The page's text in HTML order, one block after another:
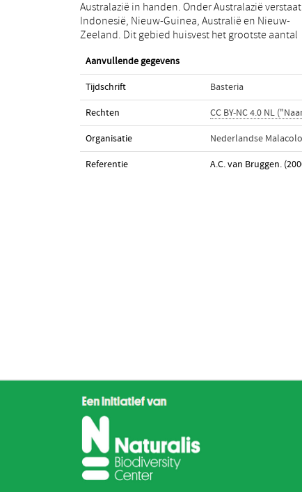
Australazië in handen. Onder Australazië
Indonesië, Nieuw-Guinea, Australië en Nieuw-
Zeeland. Dit gebied huisvest het grootste aantal
vanzelfsprekend minder vitaal voor duikers,
Aanvullende gegevens
Tijdschrift Basteria
Rechten CC BY-NC 4.0 NL
Organisatie Nederlandse
Referentie A.C. van Bruggen.